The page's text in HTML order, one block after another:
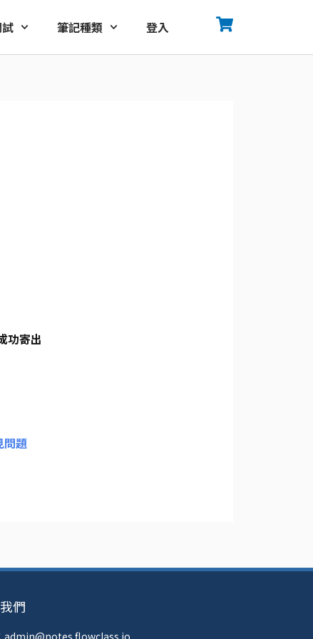
筆記種類 登入
功寄出
問題
們
admin@notes.flowclass.io